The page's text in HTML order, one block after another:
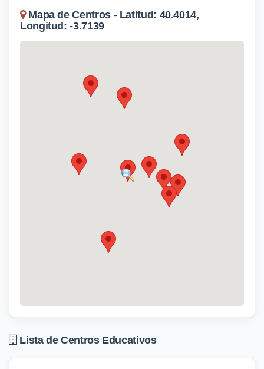
Mapa de Centros - Latitud: 40.4014,
Longitud: -3.7139
Lista de Centros Educativos